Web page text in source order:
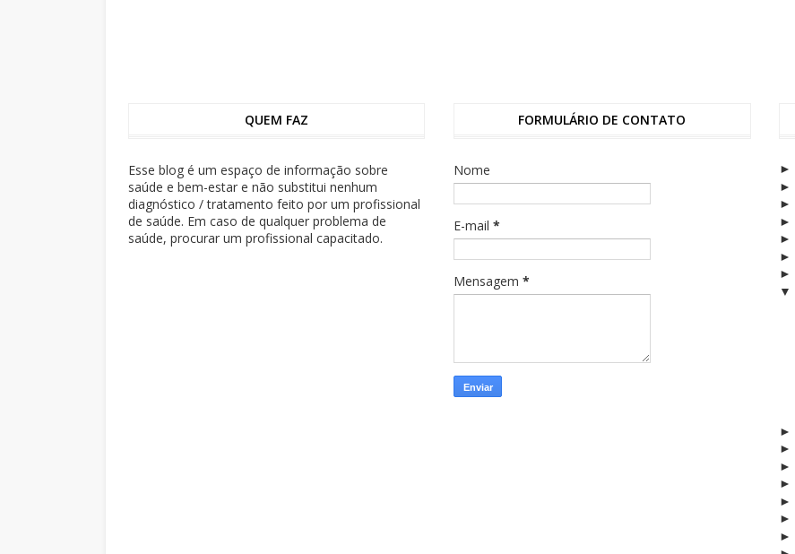
QUEM FAZ
Esse blog é um espaço de informação sobre
saúde e bem-estar e não substitui nenhum
diagnóstico / tratamento feito por um profissional
de saúde. Em caso de qualquer problema de
saúde, procurar um profissional capacitado.
FORMULÁRIO DE CONTATO
Nome
E-mail*
Mensagem*
►
►
►
►
►
►
►
▼
►
►
►
►
►
►
►